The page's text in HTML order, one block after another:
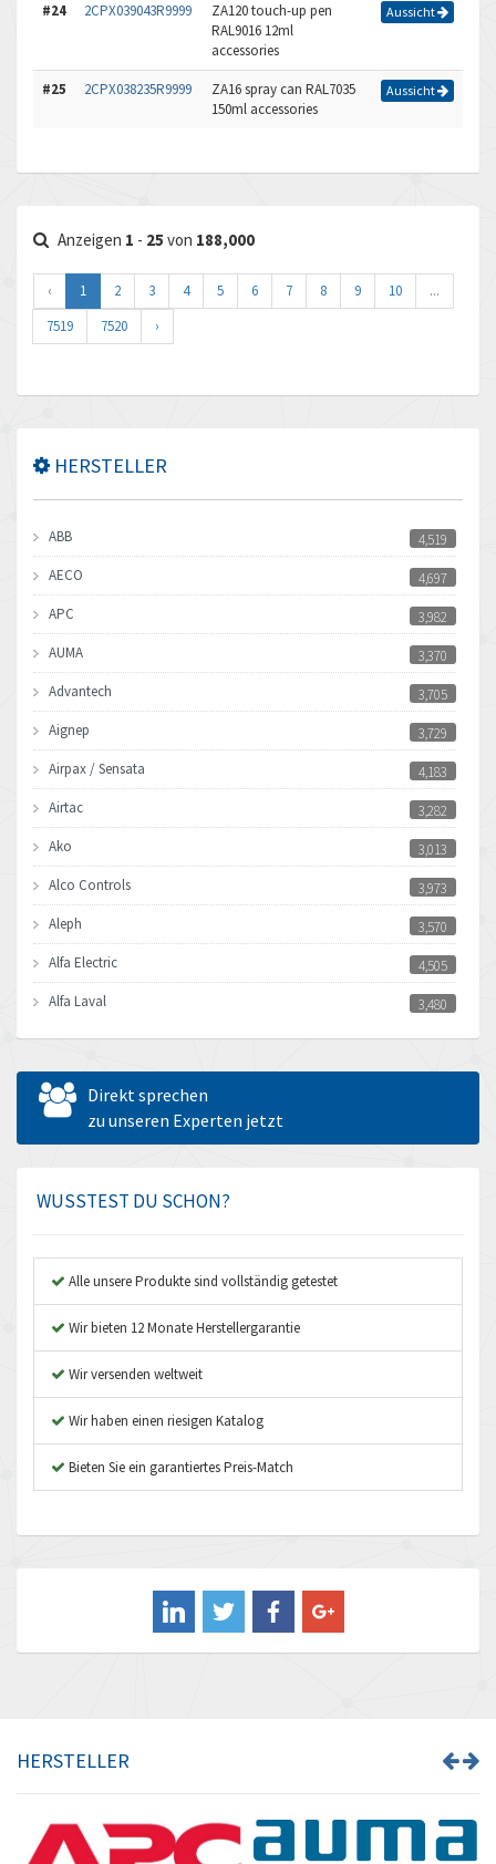
#24 2CPX039043R9999
ZA120 touch-up pen
RAL9016 12ml
accessories
Aussicht
#25 2CPX038235R9999
ZA16 spray can RAL7035
150ml accessories
Aussicht
Anzeigen 1 - 25 von 188,000
‹ 1 2 3 4 5 6 7 8 9 10
...
7519
7520 ›
HERSTELLER
ABB
4,519
AECO
4,697
APC
3,982
AUMA
3,370
Advantech
3,705
Aignep
3,729
Airpax / Sensata
4,183
Airtac
3,282
Ako
3,013
Alco Controls
3,973
Aleph
3,570
Alfa Electric
4,505
Alfa Laval
3,480
Allen Bradley
4,904
Allen West
Amperite
Amplicon Liveline
Apex Dynamics
Asco Numatics
Atos
3,829
Aventics
B&R
Barber Colman
3,038
Baumuller
4,102
Direkt sprechen
zu unseren Experten jetzt
WUSSTEST DU SCHON?
Alle unsere Produkte sind vollständig getestet
Wir bieten 12 Monate Herstellergarantie
Wir versenden weltweit
Wir haben einen riesigen Katalog
Bieten Sie ein garantiertes Preis-Match
HERSTELLER